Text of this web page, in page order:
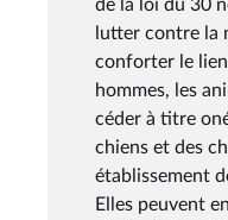
de la loi du 30
lutter contre la
conforter le
hommes, les
céder à titre
chiens et des
établissement
Elles peuvent